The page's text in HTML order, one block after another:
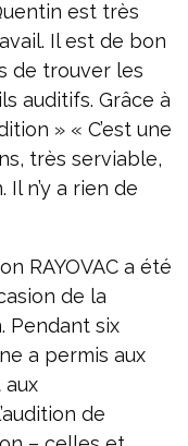
est très
Il est de bon
de trouver les
auditifs. Grâce à
» « C’est une
très serviable,
n’y a rien de
RAYOVAC a été
de la
Pendant six
a permis aux
de